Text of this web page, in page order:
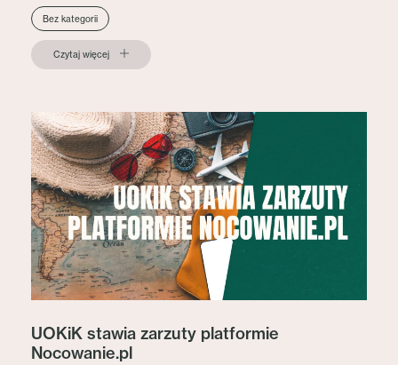
Bez kategorii
Czytaj więcej
UOKiK stawia zarzuty platformie
Nocowanie.pl